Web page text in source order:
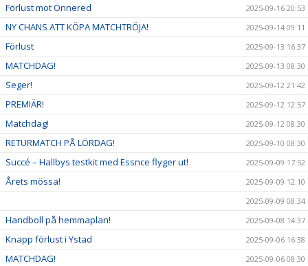
Förlust mot Önnered 2025-09-16 20:53
NY CHANS ATT KÖPA MATCHTRÖJA! 2025-09-14 09:11
Förlust 2025-09-13 16:37
MATCHDAG! 2025-09-13 08:30
Seger! 2025-09-12 21:42
PREMIÄR! 2025-09-12 12:57
Matchdag! 2025-09-12 08:30
RETURMATCH PÅ LÖRDAG! 2025-09-10 08:30
Succé – Hallbys testkit med Essnce flyger ut! 2025-09-09 17:52
Årets mössa!
2025-09-09 12:10
2025-09-09 08:34
Handboll på hemmaplan! 2025-09-08 14:37
Knapp förlust i Ystad 2025-09-06 16:38
MATCHDAG! 2025-09-06 08:30